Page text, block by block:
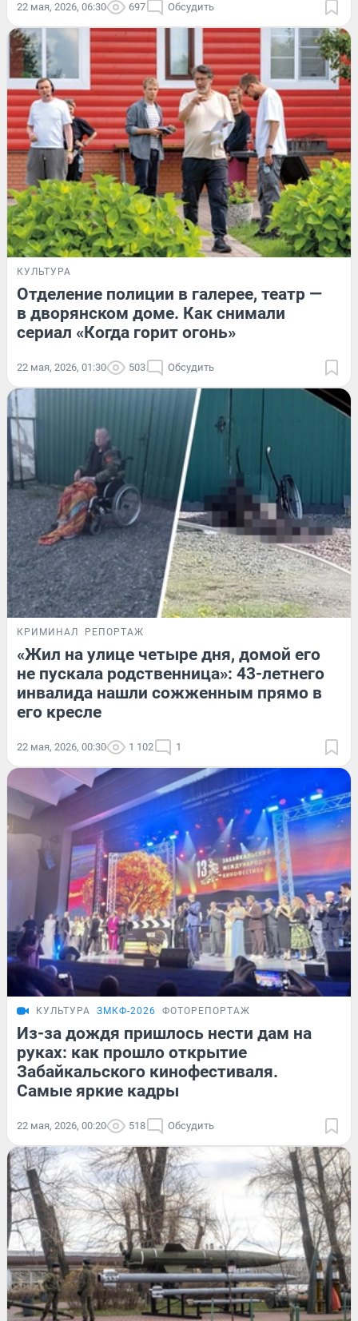
22 мая, 2026, 06:30 697 Обсудить
КУЛЬТУРА
Отделение полиции в галерее, театр —
в дворянском доме. Как снимали
сериал «Когда горит огонь»
22 мая, 2026, 01:30 503 Обсудить
КРИМИНАЛ РЕПОРТАЖ
«Жил на улице четыре дня, домой его
не пускала родственница»: 43-летнего
инвалида нашли сожженным прямо в
его кресле
22 мая, 2026, 00:30 1 102 1
КУЛЬТУРА ЗМКФ-2026 ФОТОРЕПОРТАЖ
Из-за дождя пришлось нести дам на
руках: как прошло открытие
Забайкальского кинофестиваля.
Самые яркие кадры
22 мая, 2026, 00:20 518 Обсудить